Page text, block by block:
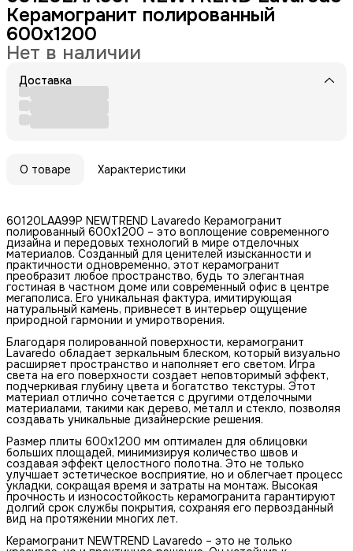
Керамогранит полированный
600x1200
Нет в наличии
Доставка
О товаре Характеристики
60120LAA99P NEWTREND Lavaredo Керамогранит
полированный 600x1200 – это воплощение современного
дизайна и передовых технологий в мире отделочных
материалов. Созданный для ценителей изысканности и
практичности одновременно, этот керамогранит
преобразит любое пространство, будь то элегантная
гостиная в частном доме или современный офис в центре
мегаполиса. Его уникальная фактура, имитирующая
натуральный камень, привнесет в интерьер ощущение
природной гармонии и умиротворения.
Благодаря полированной поверхности, керамогранит
Lavaredo обладает зеркальным блеском, который визуально
расширяет пространство и наполняет его светом. Игра
света на его поверхности создает неповторимый эффект,
подчеркивая глубину цвета и богатство текстуры. Этот
материал отлично сочетается с другими отделочными
материалами, такими как дерево, металл и стекло, позволяя
создавать уникальные дизайнерские решения.
Размер плиты 600x1200 мм оптимален для облицовки
больших площадей, минимизируя количество швов и
создавая эффект целостного полотна. Это не только
улучшает эстетическое восприятие, но и облегчает процесс
укладки, сокращая время и затраты на монтаж. Высокая
прочность и износостойкость керамогранита гарантируют
долгий срок службы покрытия, сохраняя его первозданный
вид на протяжении многих лет.
Керамогранит NEWTREND Lavaredo – это не только